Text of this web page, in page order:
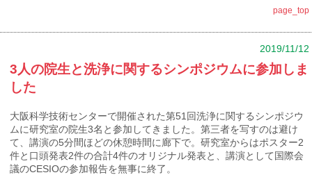
page_top
2019/11/12
3人の院生と洗浄に関するシンポジウムに参加しま
した
大阪科学技術センターで開催された第51回洗浄に関するシンポジウ
ムに研究室の院生3名と参加してきました。第三者を写すのは避け
て、講演の5分間ほどの休憩時間に廊下で。研究室からはポスター2
件と口頭発表2件の合計4件のオリジナル発表と、講演として国際会
議のCESIOの参加報告を無事に終了。